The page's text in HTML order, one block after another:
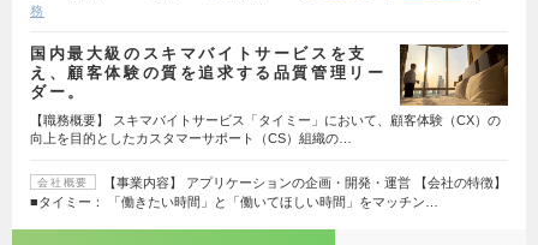
務
国内最大級のスキマバイトサービスを支
え、顧客体験の質を追求する品質管理リー
ダー。
【職務概要】 スキマバイトサービス「タイミー」において、顧客体験（CX）の
向上を目的としたカスタマーサポート（CS）組織の…
会社概要
【事業内容】 アプリケーションの企画・開発・運営 【会社の特徴】
■タイミー： 「働きたい時間」と「働いてほしい時間」をマッチン…